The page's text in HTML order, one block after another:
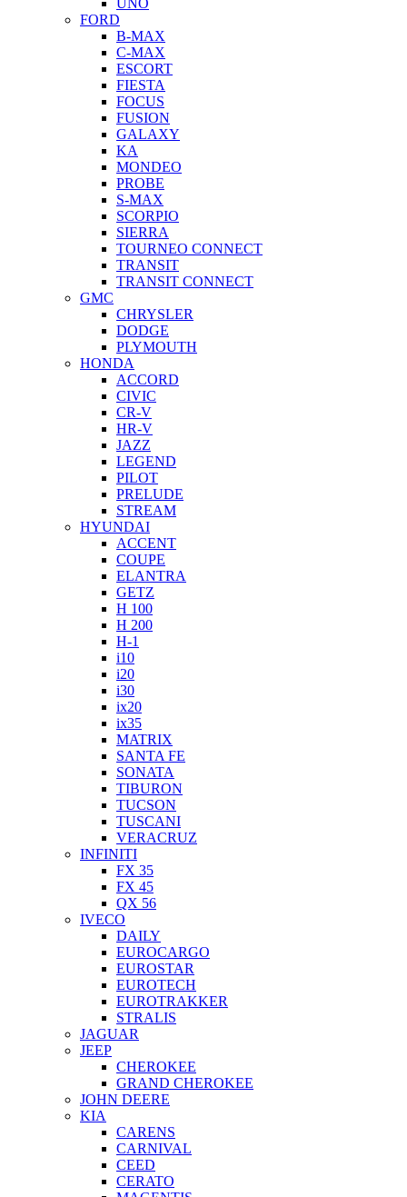
UNO
FORD
B-MAX
C-MAX
ESCORT
FIESTA
FOCUS
FUSION
GALAXY
KA
MONDEO
PROBE
S-MAX
SCORPIO
SIERRA
TOURNEO CONNECT
TRANSIT
TRANSIT CONNECT
GMC
CHRYSLER
DODGE
PLYMOUTH
HONDA
ACCORD
CIVIC
CR-V
HR-V
JAZZ
LEGEND
PILOT
PRELUDE
STREAM
HYUNDAI
ACCENT
COUPE
ELANTRA
GETZ
H 100
H 200
H-1
i10
i20
i30
ix20
ix35
MATRIX
SANTA FE
SONATA
TIBURON
TUCSON
TUSCANI
VERACRUZ
INFINITI
FX 35
FX 45
QX 56
IVECO
DAILY
EUROCARGO
EUROSTAR
EUROTECH
EUROTRAKKER
STRALIS
JAGUAR
JEEP
CHEROKEE
GRAND CHEROKEE
JOHN DEERE
KIA
CARENS
CARNIVAL
CEED
CERATO